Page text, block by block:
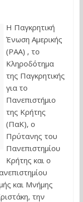
Η Παγκρητική
Ένωση Αμερικής
(PΑΑ) , το
Κληροδότημα
της Παγκρητικής
για το
Πανεπιστήμιο
της Κρήτης
(ΠαΚ), ο
Πρύτανης του
Πανεπιστημίου
Κρήτης και ο
και Μνήμης
την